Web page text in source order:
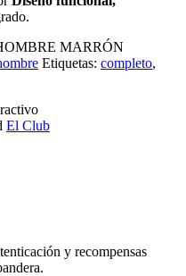
MARRÓN
Etiquetas: completo,
El Club
y recompensas